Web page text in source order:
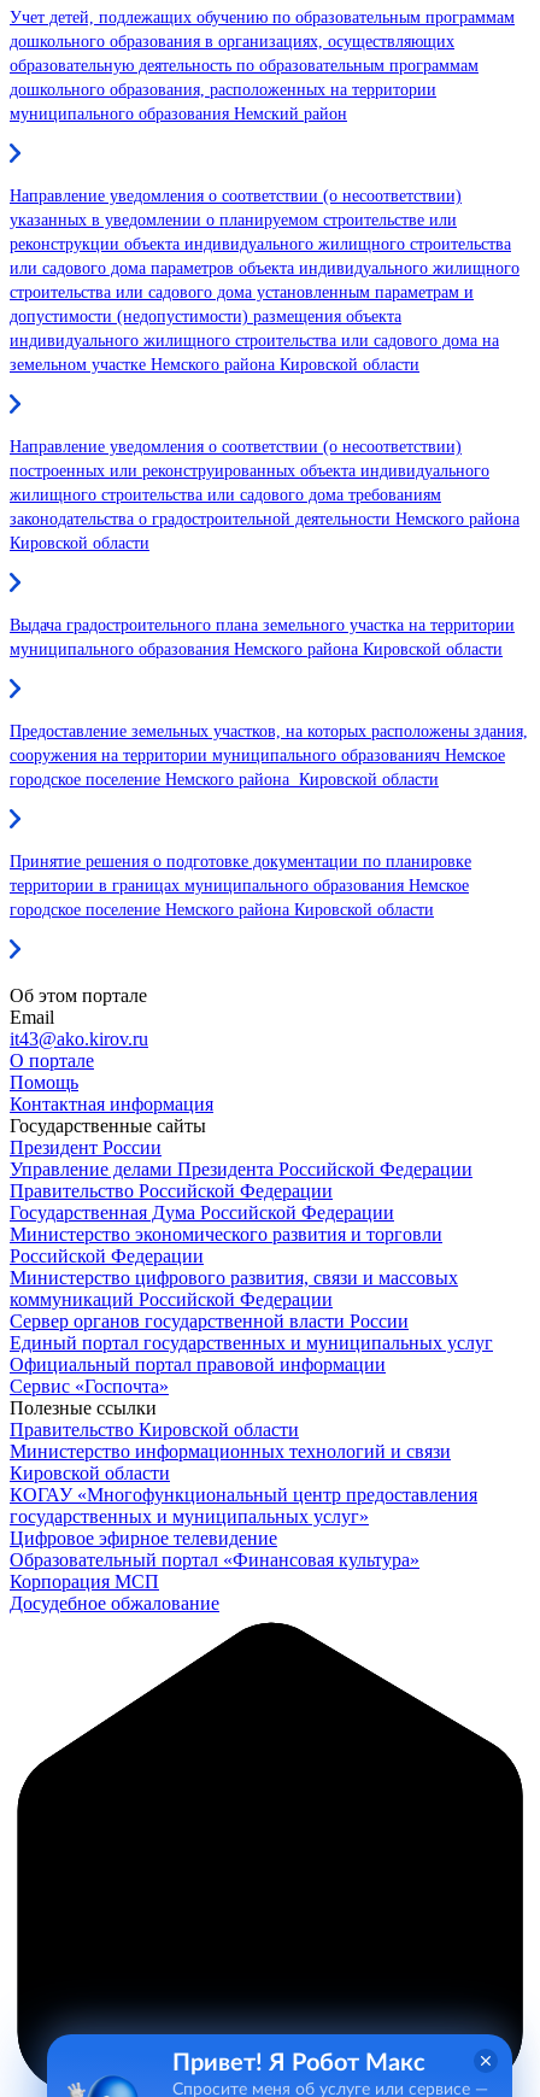
Учет детей, подлежащих обучению по образовательным программам
дошкольного образования в организациях, осуществляющих
образовательную деятельность по образовательным программам
дошкольного образования, расположенных на территории
муниципального образования Немский район
Направление уведомления о соответствии (о несоответствии)
указанных в уведомлении о планируемом строительстве или
реконструкции объекта индивидуального жилищного строительства
или садового дома параметров объекта индивидуального жилищного
строительства или садового дома установленным параметрам и
допустимости (недопустимости) размещения объекта
индивидуального жилищного строительства или садового дома на
земельном участке Немского района Кировской области
Направление уведомления о соответствии (о несоответствии)
построенных или реконструированных объекта индивидуального
жилищного строительства или садового дома требованиям
законодательства о градостроительной деятельности Немского района
Кировской области
Выдача градостроительного плана земельного участка на территории
муниципального образования Немского района Кировской области
Предоставление земельных участков, на которых расположены здания,
сооружения на территории муниципального образованияч Немское
городское поселение Немского района Кировской области
Принятие решения о подготовке документации по планировке
территории в границах муниципального образования Немское
городское поселение Немского района Кировской области
Об этом портале
Email
it43@ako.kirov.ru
О портале
Помощь
Контактная информация
Государственные сайты
Президент России
Управление делами Президента Российской Федерации
Правительство Российской Федерации
Государственная Дума Российской Федерации
Министерство экономического развития и торговли
Российской Федерации
Министерство цифрового развития, связи и массовых
коммуникаций Российской Федерации
Сервер органов государственной власти России
Единый портал государственных и муниципальных услуг
Официальный портал правовой информации
Cервис «Госпочта»
Полезные ссылки
Правительство Кировской области
Министерство информационных технологий и связи
Кировской области
КОГАУ «Многофункциональный центр предоставления
государственных и муниципальных услуг»
Цифровое эфирное телевидение
Образовательный портал «Финансовая культура»
Корпорация МСП
Досудебное обжалование
Привет! Я Робот Макс
Спросите меня об услуге или сервисе —